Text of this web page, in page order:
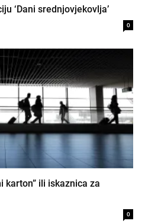
‘Dani srednjovjekovlja’
0
karton” ili iskaznica za
0